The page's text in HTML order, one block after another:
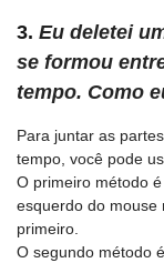
3. Eu deletei
se formou
tempo. Como
Para juntar as
tempo, você pode
O primeiro método
esquerdo do mouse
primeiro.
O segundo método